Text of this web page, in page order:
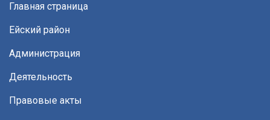
Главная страница
Ейский район
Администрация
Деятельность
Правовые акты